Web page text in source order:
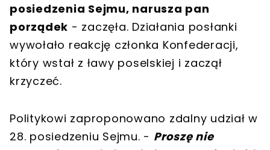
posiedzenia Sejmu, narusza pan
porządek - zaczęła. Działania posłanki
wywołało reakcję członka Konfederacji,
który wstał z ławy poselskiej i zaczął
krzyczeć.
Politykowi zaproponowano zdalny udział w
28. posiedzeniu Sejmu. - Proszę nie